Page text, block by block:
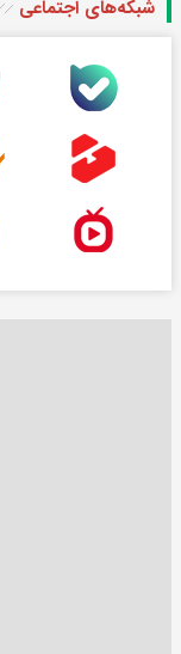
شبکه‌های اجتماعی